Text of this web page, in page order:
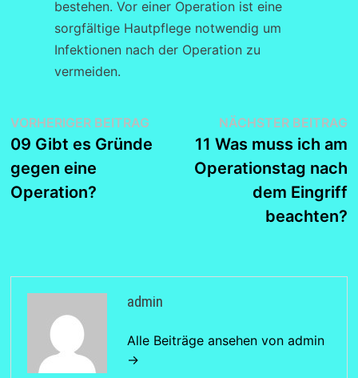
bestehen. Vor einer Operation ist eine
sorgfältige Hautpflege notwendig um
Infektionen nach der Operation zu
vermeiden.
Beitragsnavigation
VORHERIGER BEITRAGVorheriger
Beitrag:
09 Gibt es Gründe
gegen eine
Operation?
NÄCHSTER BEITRAG
11 Was muss ich am
Operationstag nach
dem Eingriff
beachten?
admin
Alle Beiträge ansehen von admin
→